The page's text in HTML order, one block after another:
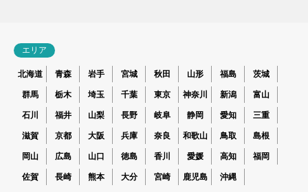
エリア
北海道 青森 岩手 宮城 秋田 山形 福島 茨城
群馬 栃木 埼玉 千葉 東京 神奈川 新潟 富山
石川 福井 山梨 長野 岐阜 静岡 愛知 三重
滋賀 京都 大阪 兵庫 奈良 和歌山 鳥取 島根
岡山 広島 山口 徳島 香川 愛媛 高知 福岡
佐賀 長崎 熊本 大分 宮崎 鹿児島 沖縄